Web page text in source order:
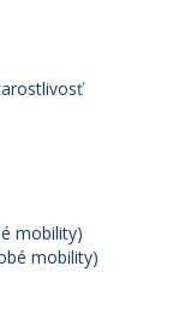
mobility)
mobility)